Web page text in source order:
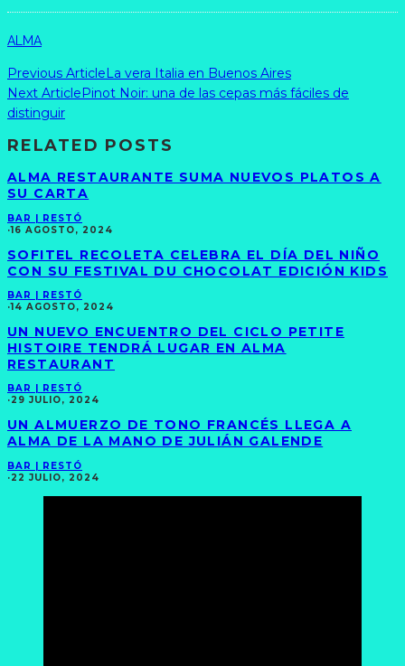
ALMA
Previous Article La vera Italia en Buenos Aires
Next Article Pinot Noir: una de las cepas más fáciles de
distinguir
RELATED POSTS
ALMA RESTAURANTE SUMA NUEVOS PLATOS A
SU CARTA
BAR | RESTÓ
·16 AGOSTO, 2024
SOFITEL RECOLETA CELEBRA EL DÍA DEL NIÑO
CON SU FESTIVAL DU CHOCOLAT EDICIÓN KIDS
BAR | RESTÓ
·14 AGOSTO, 2024
UN NUEVO ENCUENTRO DEL CICLO PETITE
HISTOIRE TENDRÁ LUGAR EN ALMA
RESTAURANT
BAR | RESTÓ
·29 JULIO, 2024
UN ALMUERZO DE TONO FRANCÉS LLEGA A
ALMA DE LA MANO DE JULIÁN GALENDE
BAR | RESTÓ
·22 JULIO, 2024